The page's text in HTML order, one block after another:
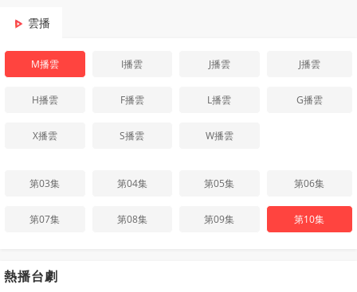
雲播
M播雲 I播雲 J播雲 J播雲
H播雲 F播雲 L播雲 G播雲
X播雲 S播雲 W播雲
第03集 第04集 第05集 第06集
第07集 第08集 第09集 第10集
熱播台劇